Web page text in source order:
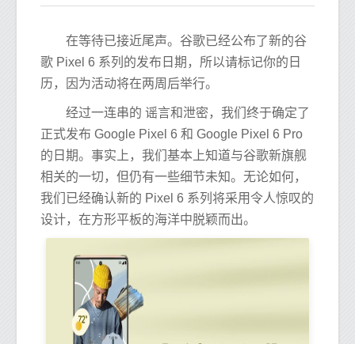
在等待已接近尾声。谷歌已经公布了新的谷
歌 Pixel 6 系列的发布日期，所以请标记你的日
历，因为活动将在两周后举行。
经过一连串的 谣言和泄密，我们终于确定了
正式发布 Google Pixel 6 和 Google Pixel 6 Pro
的日期。事实上，我们基本上知道与谷歌新旗舰
相关的一切，但仍有一些细节未知。无论如何，
我们已经确认新的 Pixel 6 系列将采用令人惊叹的
设计，在方形平板的海洋中脱颖而出。